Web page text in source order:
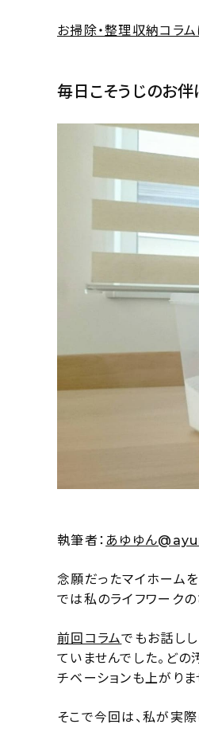
お掃除・整理収納コラ
毎日こそうじのお伴
執筆者： あゆゆん
念願だったマイホーム
では私のライフワークの
前回コラムでもお話し
ていませんでした。ど
チベーションも上がりま
そこで今回は、私が実